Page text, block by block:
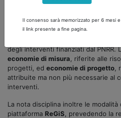
GESTIONE DELLE
La Ragioneria Generale dello
Domaniuna nota operativa che
degli interventi finanziati dal PNRR.
economie di misura , riferite alle
progetti, ed economie di progetto
attribuite ma non più necessarie al
interventi.
La nota disciplina inoltre le
piattaforma ReGiS , prevedendo la
Il consenso sarà memorizzato per 6 mesi
il link presente a fine pagina.